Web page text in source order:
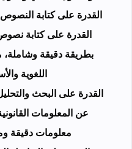
القدرة على كتابة النصوص
القدرة على كتابة
بطريقة دقيقة وشاملة،
اللغوية
القدرة على البحث
عن المعلومات
معلومات دقيقة